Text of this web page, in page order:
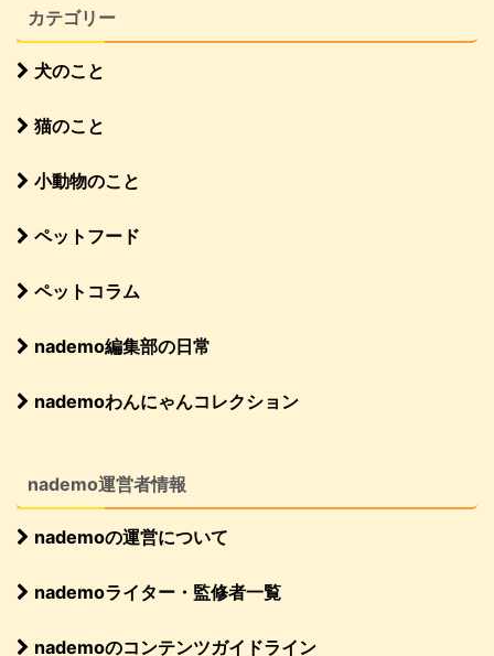
カテゴリー
犬のこと
猫のこと
小動物のこと
ペットフード
ペットコラム
nademo編集部の日常
nademoわんにゃんコレクション
nademo運営者情報
nademoの運営について
nademoライター・監修者一覧
nademoのコンテンツガイドライン